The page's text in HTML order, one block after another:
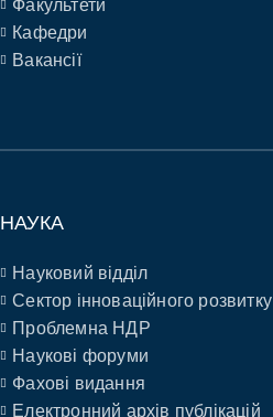
Факультети
Кафедри
Вакансії
НАУКА
Науковий відділ
Сектор інноваційного розвитку
Проблемна НДР
Наукові форуми
Фахові видання
Електронний архів публікацій